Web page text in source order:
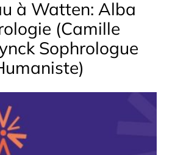
à Watten: Alba
(Camille
Sophrologue